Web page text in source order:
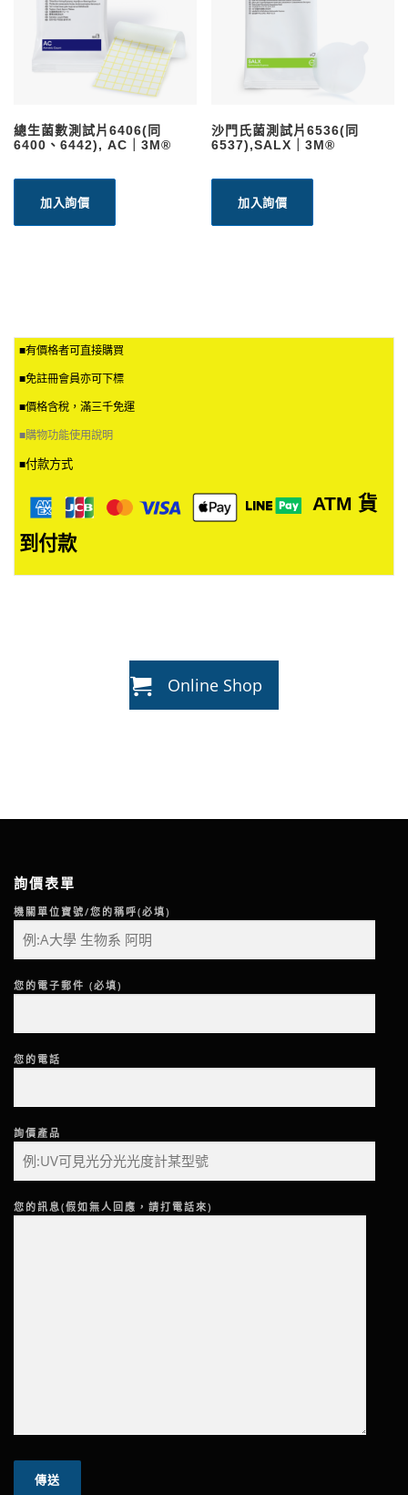
總生菌數測試片6406(同
6400、6442), AC｜3M®
加入詢價
沙門氏菌測試片6536(同
6537),SALX｜3M®
加入詢價
■有價格者可直接購買
■免註冊會員亦可下標
■價格含稅，滿三千免運
■購物功能使用說明
■付款方式
ATM 貨
到付款
Online Shop
詢價表單
機關單位寶號/您的稱呼(必填)
您的電子郵件 (必填)
您的電話
詢價產品
您的訊息(假如無人回應，請打電話來)